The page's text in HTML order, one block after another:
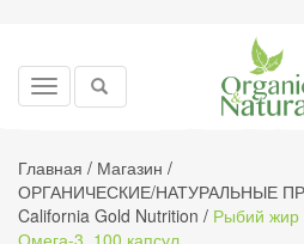
Toggle
Главная / Магазин /
ОРГАНИЧЕСКИЕ/НАТУРАЛЬНЫЕ
California Gold Nutrition / Рыбий жир
Омега-3, 100 капсул